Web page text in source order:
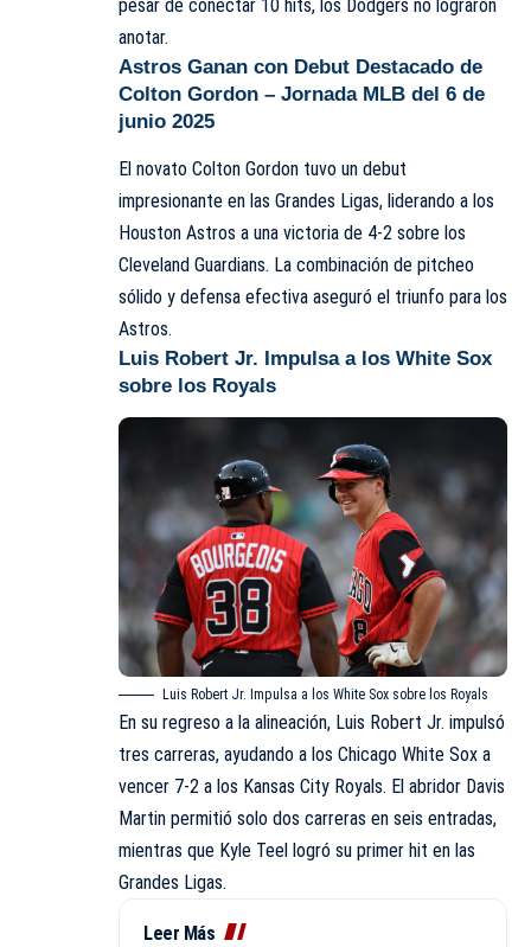
pesar de conectar 10 hits, los Dodgers no lograron
anotar.
Astros Ganan con Debut Destacado de
Colton Gordon – Jornada MLB del 6 de
junio 2025
El novato Colton Gordon tuvo un debut
impresionante en las Grandes Ligas, liderando a los
Houston Astros a una victoria de 4-2 sobre los
Cleveland Guardians. La combinación de pitcheo
sólido y defensa efectiva aseguró el triunfo para los
Astros.
Luis Robert Jr. Impulsa a los White Sox
sobre los Royals
Luis Robert Jr. Impulsa a los White Sox sobre los Royals
En su regreso a la alineación, Luis Robert Jr. impulsó
tres carreras, ayudando a los Chicago White Sox a
vencer 7-2 a los Kansas City Royals. El abridor Davis
Martin permitió solo dos carreras en seis entradas,
mientras que Kyle Teel logró su primer hit en las
Grandes Ligas.
Leer Más